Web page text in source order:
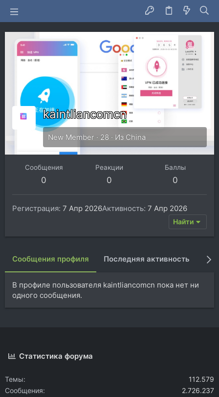
kaintliancomcn
New Member · 28 · Из China
Сообщения
0
Реакции
0
Баллы
0
Регистрация 7 Апр 2026Активность 7 Апр 2026
Найти
Сообщения профиля Последняя активность
В профиле пользователя kaintliancomcn пока нет ни
одного сообщения.
Статистика форума
Темы
112.579
Сообщения
2.726.237